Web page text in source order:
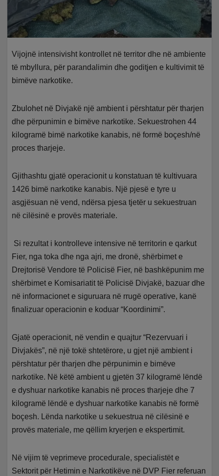
Vijojnë intensivisht kontrollet në territor dhe në ambiente
të mbyllura, për parandalimin dhe goditjen e kultivimit të
bimëve narkotike.
Zbulohet në Divjakë një ambient i përshtatur për tharjen
dhe përpunimin e bimëve narkotike. Sekuestrohen 44
kilogramë bimë narkotike kanabis, në formë boçesh/në
proces tharjeje.
Gjithashtu gjatë operacionit u konstatuan të kultivuara
1426 bimë narkotike kanabis. Një pjesë e tyre u
asgjësuan në vend, ndërsa pjesa tjetër u sekuestruan
në cilësinë e provës materiale.
Si rezultat i kontrolleve intensive në territorin e qarkut
Fier, nga toka dhe nga ajri, me dronë, shërbimet e
Drejtorisë Vendore të Policisë Fier, në bashkëpunim me
shërbimet e Komisariatit të Policisë Divjakë, bazuar dhe
në informacionet e siguruara në rrugë operative, kanë
finalizuar operacionin e koduar “Koordinimi”.
Gjatë operacionit, në vendin e quajtur “Rezervuari i
Divjakës”, në një tokë shtetërore, u gjet një ambient i
përshtatur për tharjen dhe përpunimin e bimëve
narkotike. Në këtë ambient u gjetën 37 kilogramë lëndë
e dyshuar narkotike kanabis në proces tharjeje dhe 7
kilogramë lëndë e dyshuar narkotike kanabis në formë
boçesh. Lënda narkotike u sekuestrua në cilësinë e
provës materiale, me qëllim kryerjen e ekspertimit.
Në vijim të veprimeve procedurale, specialistët e
Sektorit për Hetimin e Narkotikëve në DVP Fier referuan